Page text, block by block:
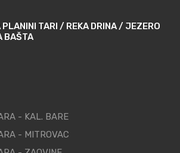
TARI / REKA DRINA / JEZERO
BAŠTA
- KAL. BARE
- MITROVAC